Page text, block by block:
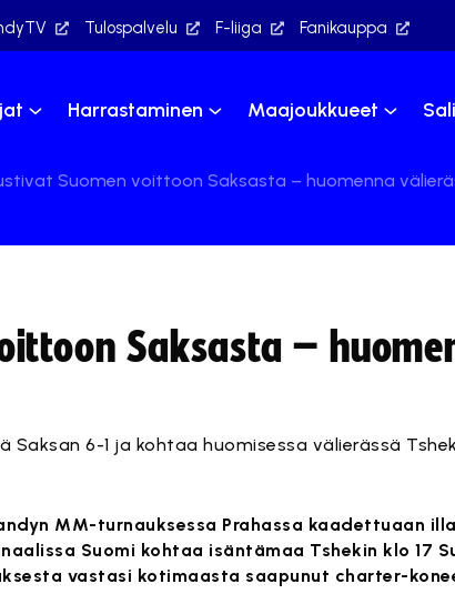
Tulospalvelu F-liiga Fanikauppa
Harrastaminen Maajoukkueet
Suomen voittoon Saksasta – huomenna
Saksasta –
6-1 ja kohtaa huomisessa välierässä
MM-turnauksessa Prahassa kaadettuaan
Suomi kohtaa isäntämaa Tshekin klo 17
vastasi kotimaasta saapunut charter-